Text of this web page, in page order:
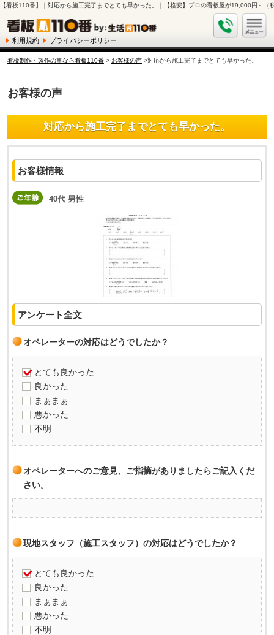
【看板110番】｜対応から施工完了までとても早かった。｜【格安】プロの看板屋が19,000円～（
利用規約 プライバシーポリシー
看板制作・製作の事なら看板110番> お客様の声>対応から施工完了までとても早かった。
お客様の声
対応から施工完了までとても早かった。
お客様情報
40代 男性
アンケート全文
オペレーターの対応はどうでしたか？
とても良かった
良かった
まぁまぁ
悪かった
不明
オペレーターへのご意見、ご指摘がありましたらご記入くだ
さい。
現地スタッフ（施工スタッフ）の対応はどうでしたか？
とても良かった
良かった
まぁまぁ
悪かった
不明